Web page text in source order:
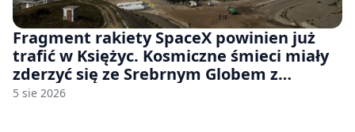
Fragment rakiety SpaceX powinien już
trafić w Księżyc. Kosmiczne śmieci miały
zderzyć się ze Srebrnym Globem z
prędkością 8690 km/h
5 sie 2026